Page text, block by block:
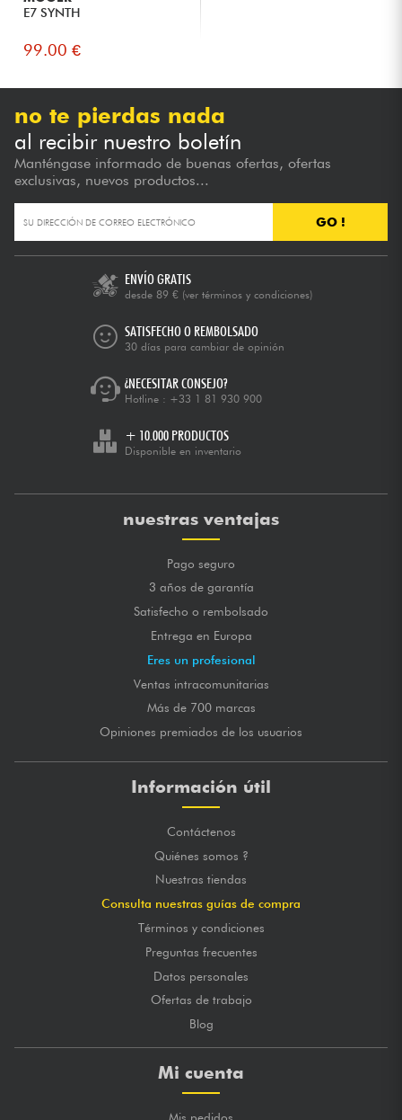
E7 SYNTH
99.00 €
no te pierdas nada
al recibir nuestro boletín
Manténgase informado de buenas ofertas, ofertas
exclusivas, nuevos productos...
GO !
ENVÍO GRATIS
desde 89 € (ver términos y condiciones)
SATISFECHO O REMBOLSADO
30 días para cambiar de opinión
¿NECESITAR CONSEJO?
Hotline : +33 1 81 930 900
+ 10.000 PRODUCTOS
Disponible en inventario
nuestras ventajas
Pago seguro
3 años de garantía
Satisfecho o rembolsado
Entrega en Europa
Eres un profesional
Ventas intracomunitarias
Más de 700 marcas
Opiniones premiados de los usuarios
Información útil
Contáctenos
Quiénes somos ?
Nuestras tiendas
Consulta nuestras guías de compra
Términos y condiciones
Preguntas frecuentes
Datos personales
Ofertas de trabajo
Blog
Mi cuenta